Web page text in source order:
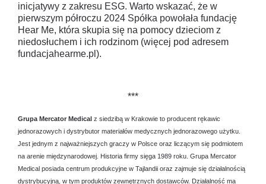
inicjatywy z zakresu ESG. Warto wskazać, że w
pierwszym półroczu 2024 Spółka powołała fundację
Hear Me, która skupia się na pomocy dzieciom z
niedosłuchem i ich rodzinom (więcej pod adresem
fundacjahearme.pl).
***
Grupa Mercator Medical z siedzibą w Krakowie to producent rękawic
jednorazowych i dystrybutor materiałów medycznych jednorazowego użytku.
Jest jednym z najważniejszych graczy w Polsce oraz liczącym się podmiotem
na arenie międzynarodowej. Historia firmy sięga 1989 roku. Grupa Mercator
Medical posiada centrum produkcyjne w Tajlandii oraz zajmuje się działalnością
dystrybucyjną, w tym produktów zewnętrznych dostawców. Działalność ma